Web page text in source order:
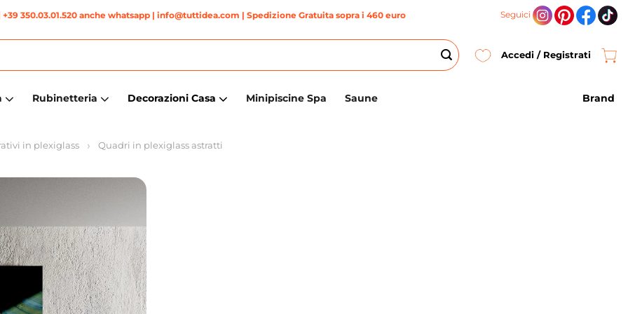
+39 350.03.01.520 anche whatsapp| info@tuttidea.com | Spedizione Gratuita sopra i 460 euro Seguici
Accedi / Registrati
Rubinetteria Decorazioni Casa Minipiscine Spa Saune Brand
in plexiglass Quadri in plexiglass astratti